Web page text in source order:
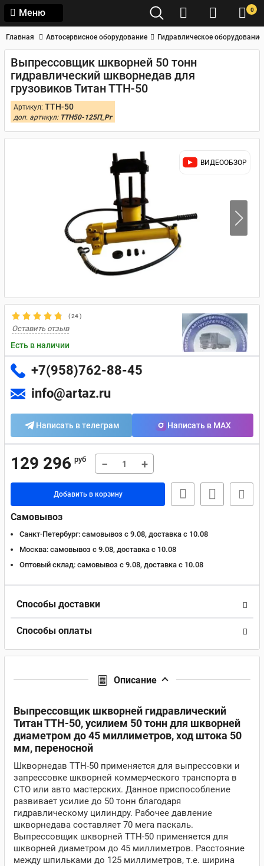
Меню 0
Главная Автосервисное оборудование Гидравлическое оборудование
Выпрессовщик шкворней 50 тонн
гидравлический шкворнедав для
грузовиков Титан ТТН-50
Артикул: ТТН-50
доп. артикул: ТТН50-125П_Рг
ВИДЕООБЗОР
(24)
Оставить отзыв
Есть в наличии
+7(958)762-88-45
info@artaz.ru
Написать в телеграм Написать в MAX
129 296 руб − +
Добавить в корзину
Самовывоз
Санкт-Петербург: самовывоз с 9.08, доставка c 10.08
Москва: самовывоз с 9.08, доставка c 10.08
Оптовый склад: самовывоз с 9.08, доставка c 10.08
Способы доставки
Способы оплаты
Описание
Выпрессовщик шкворней гидравлический
Титан ТТН-50, усилием 50 тонн для шкворней
диаметром до 45 миллиметров, ход штока 50
мм, переносной
Шкворнедав ТТН-50 применяется для выпрессовки и
запрессовке шкворней коммерческого транспорта в
СТО или авто мастерских. Данное приспособление
развивает усилие до 50 тонн благодаря
гидравлическому цилиндру. Рабочее давление
шкворнедава составляет 70 мега паскаль.
Выпрессовщик шкворней ТТН-50 применяется для
шкворней диаметром до 45 миллиметров. Расстояние
между шпильками до 125 миллиметров, т.е. ширина